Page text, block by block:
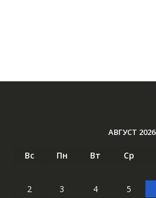
АВГУСТ 2026
Вс Пн Вт Ср
2
3 4 5